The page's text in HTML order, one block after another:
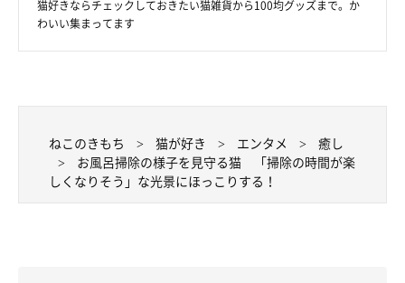
猫好きならチェックしておきたい猫雑貨から100均グッズまで。か
わいい集まってます
ねこのきもち 猫が好き エンタメ
癒し
お風呂掃除の様子を見守る猫 「掃除の時間が楽
しくなりそう」な光景にほっこりする！